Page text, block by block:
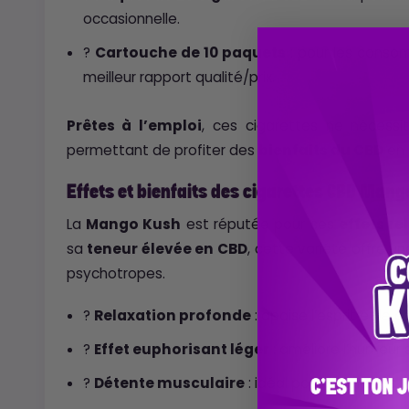
occasionnelle.
? Cartouche de 10 paquets
meilleur rapport qualité/prix.
Prêtes à l’emploi, ces cigarettes ne
permettant de profiter des
Effets et bienfaits des cigarettes CBD Mango
La Mango Kush est réputée pour ses
sa teneur élevée en CBD, cette variété offre
psychotropes.
? Relaxation profonde: apaise l’esprit et le
? Effet euphorisant léger
: améliore
? Détente musculaire: idéal pour réduire les